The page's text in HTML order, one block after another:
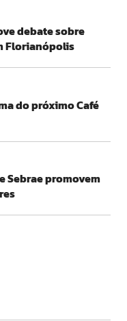
debate sobre
Florianópolis
do próximo Café
Sebrae promovem